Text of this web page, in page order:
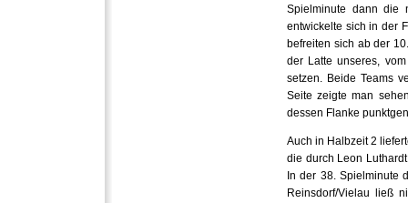
Spielminute dann die
entwickelte sich in der
befreiten sich ab der
der Latte unseres,
setzen. Beide Teams
Seite zeigte man
dessen Flanke
Auch in Halbzeit 2
die durch Leon
In der 38. Spielminute
Reinsdorf/Vielau ließ